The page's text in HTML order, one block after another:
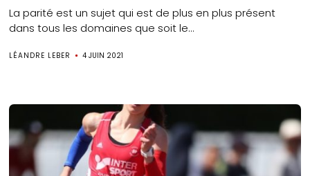
La parité est un sujet qui est de plus en plus présent
dans tous les domaines que soit le...
LÉANDRE LEBER 4 JUIN 2021